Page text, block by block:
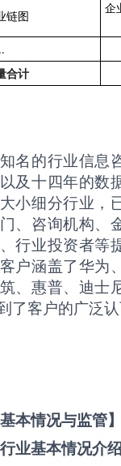
链图
企
合计
名的行业信息
及十四年的数
小细分行业，
、咨询机构、
行业投资者等
客户涵盖了华为
、惠普、迪士
了客户的广泛认
本情况与监管】
行业基本情况介